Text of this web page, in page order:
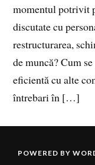
momentul potrivit
discutate cu
restructurarea,
de muncă? Cum
eficientă cu alte
întrebari în […]
POWERED BY